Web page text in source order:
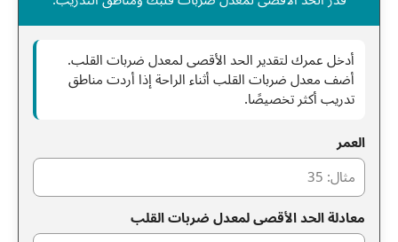
أدخل عمرك لتقدير الحد الأقصى لمعدل ضربات القلب.
أضف معدل ضربات القلب أثناء الراحة إذا أردت مناطق
تدريب أكثر تخصيصًا.
العمر
معادلة الحد الأقصى لمعدل ضربات القلب